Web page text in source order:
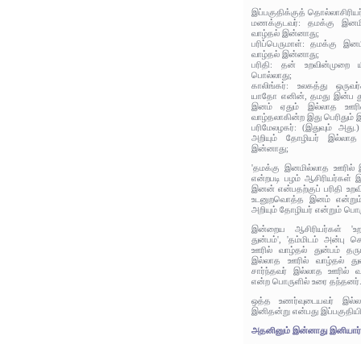
இப்பகுதிக்குத்
மணக்குடவர்: தமக்கு
வாழ்தல் இன்னாது;
பரிப்பெருமாள்: தமக்கு
வாழ்தல் இன்னாது;
பரிதி: தன் உறவின்முறை
பொல்லாது;
காலிங்கர்: உலகத்து
யாதோ எனின், தமது இன்ப
இனம் ஏதும் இல்லாத
வாழ்தலாகின்ற இது பெரிதும்
பரிமேலழகர்: (இதுவும்
அறியும் தோழியர்
இன்னாது;
'தமக்கு இனமில்லாத ஊரில்
என்றபடி பழம் ஆசிரியர்கள்
இனன் என்பதற்குப் பரிதி
உடனுறவொத்த இனம் என்றும்
அறியும் தோழியர் என்றும்
இன்றைய ஆசிரியர்கள்
துன்பம்', 'தம்மிடம் அன்பு
ஊரில் வாழ்தல் துன்பம்
இல்லாத ஊரில் வாழ்தல்
சார்ந்தவர் இல்லாத ஊரில்
என்ற பொருளில் உரை
ஒத்த உணர்வுடையவர்
இனிதன்று என்பது
அதனினும் இன்னாது இனியார்ப்